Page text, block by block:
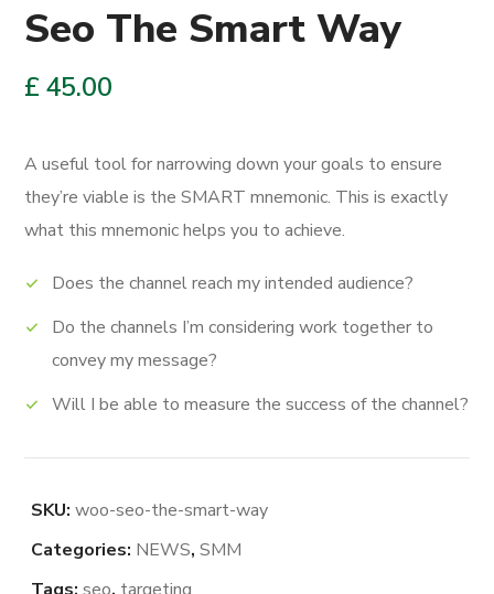
Seo The Smart Way
£45.00
A useful tool for narrowing down your goals to ensure
they’re viable is the SMART mnemonic. This is exactly
what this mnemonic helps you to achieve.
Does the channel reach my intended audience?
Do the channels I’m considering work together to
convey my message?
Will I be able to measure the success of the channel?
SKU:woo-seo-the-smart-way
Categories: NEWS,SMM